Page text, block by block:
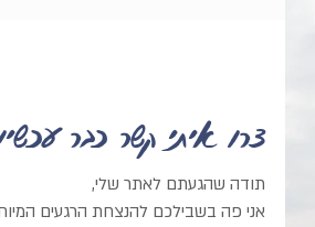
צרו איתי קשר כבר
תודה שהגעתם לאתר שלי,
אני פה בשבילכם להנצחת הרגעים